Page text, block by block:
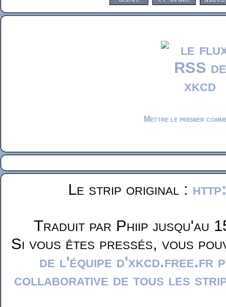
Mettre le premier
Le strip original :
Traduit par Phiip jusqu'au
Si vous êtes pressés, vous
de l'équipe d'xkcd.free.fr
collaborative de tous les